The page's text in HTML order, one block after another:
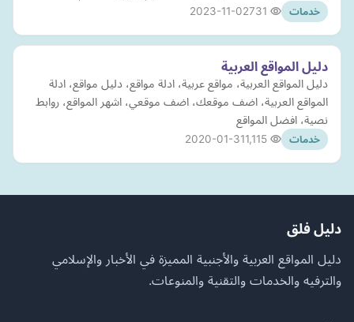
خدمات 2023-11-02
دليل المواقع العربية
دليل المواقع العربية، مواقع عربية، ادلة مواقع، دليل مواقع، ادلة
المواقع العربية، اضف موقعك، اضف موقعي، اشهر المواقع، روابط
نصية، افضل المواقع
خدمات 2020-01-31
دليل فلق
دليل المواقع العربية والأجنبية المميزة في الأخبار والإسلامي
والترفيه والخدمات والتقنية والمنوعات.